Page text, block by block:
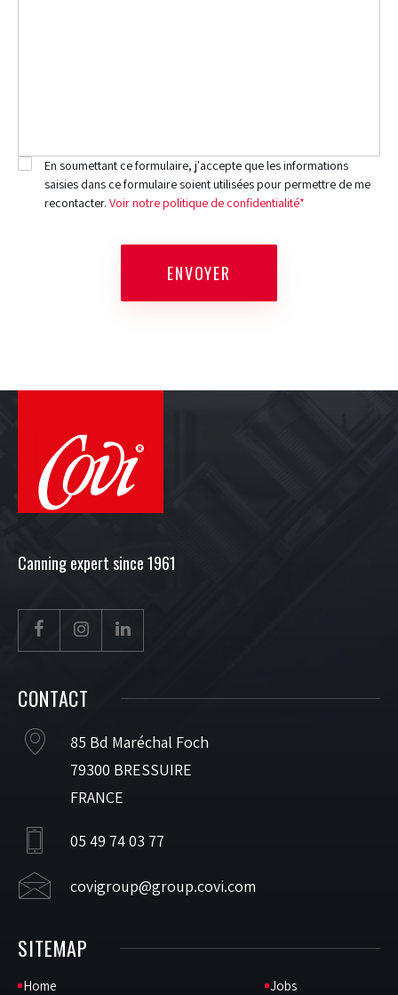
RGPD(REQUIRED)
En soumettant ce formulaire, j'accepte que les informations
saisies dans ce formulaire soient utilisées pour permettre de me
recontacter. Voir notre politique de confidentialité*
ENVOYER
Canning expert since 1961
CONTACT
85 Bd Maréchal Foch
79300 BRESSUIRE
FRANCE
05 49 74 03 77
covigroup@group.covi.com
SITEMAP
Home Jobs